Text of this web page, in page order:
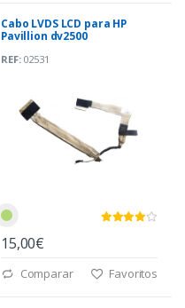
Cabo LVDS LCD para HP
Pavillion dv2500
REF:02531
15,00€
Comparar Favoritos